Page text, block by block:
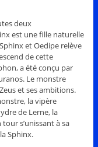
deux
est une fille naturelle
et Oedipe relève
de cette
a été conçu par
Le monstre
et ses ambitions.
la vipère
de Lerne, la
s’unissant à sa
Sphinx.